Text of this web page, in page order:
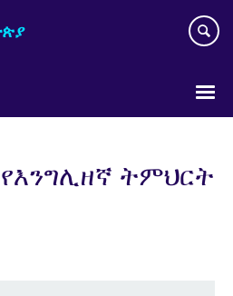
የእንግሊዘኛ ትምህርት